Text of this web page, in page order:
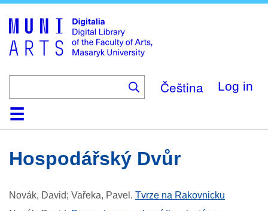
main
content
Čeština Log in
HomeCollections
Browse
Search
About
HelpContactDigitalia
Hospodářský Dvůr
Novák, David; Vařeka, Pavel . Tvrze na Rakovnicku